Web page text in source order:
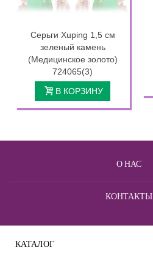
Серьги Xuping 1,5 см
зеленый камень
(Медицинское золото)
724065(3)
В КОРЗИНУ
О НАС
КОНТАКТЫ
КАТАЛОГ